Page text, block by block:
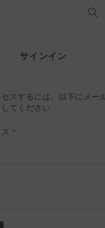
サインイン
スするには、以下にメー
てください
*